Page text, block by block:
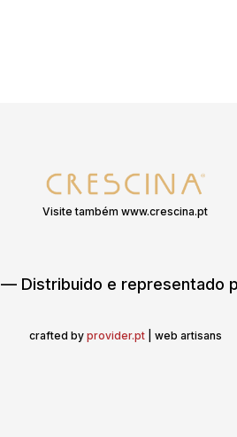
Visite também www.crescina.pt
Distribuido e representado
crafted by provider.pt | web artisans